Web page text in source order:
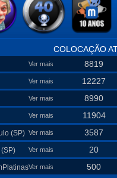
COLOCAÇÃO
Ver mais 8819
Ver mais 12227
Ver mais 8990
Ver mais 11904
(SP) Ver mais 3587
Ver mais 20
Ver mais 500